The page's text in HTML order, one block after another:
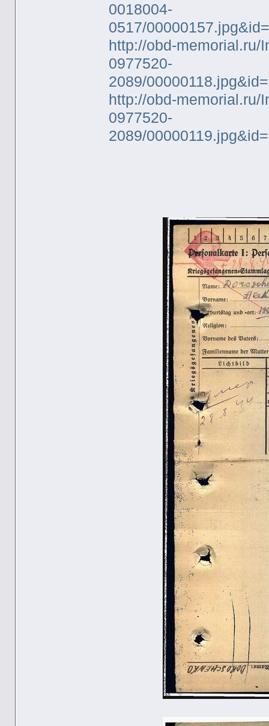
0018004-
0517/
http://obd-memorial.ru/
0977520-
2089/
http://obd-memorial.ru/
0977520-
2089/